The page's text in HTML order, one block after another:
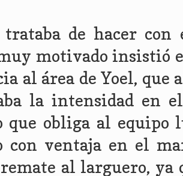
de hacer
motivado insistió
al área de Yoel, que
la intensidad en
que obliga al equipo
con ventaja en el
al larguero, ya